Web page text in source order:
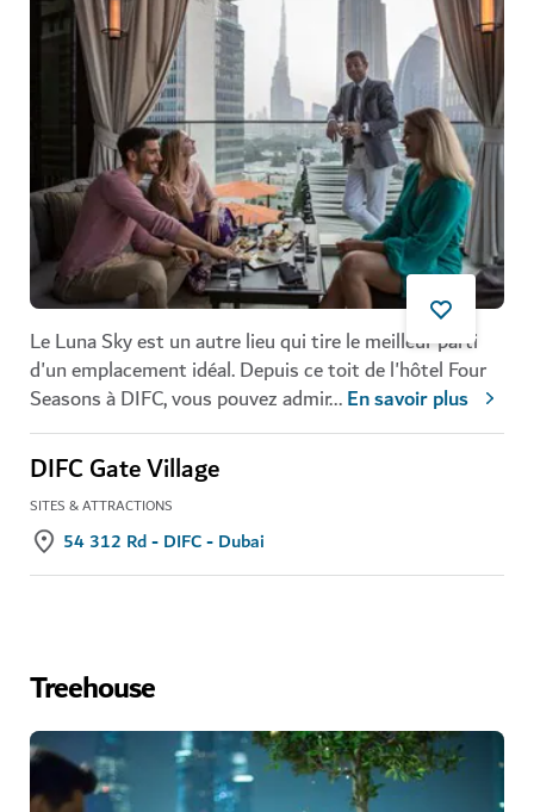
Le Luna Sky est un autre lieu qui tire le meilleur parti
d'un emplacement idéal. Depuis ce toit de l'hôtel Four
Seasons à DIFC, vous pouvez admir...En savoir plus
DIFC Gate Village
SITES & ATTRACTIONS
54 312 Rd - DIFC - Dubai
Treehouse